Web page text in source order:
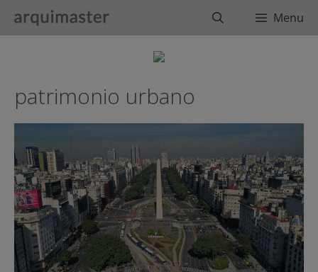
BuscarMenu
patrimonio urbano